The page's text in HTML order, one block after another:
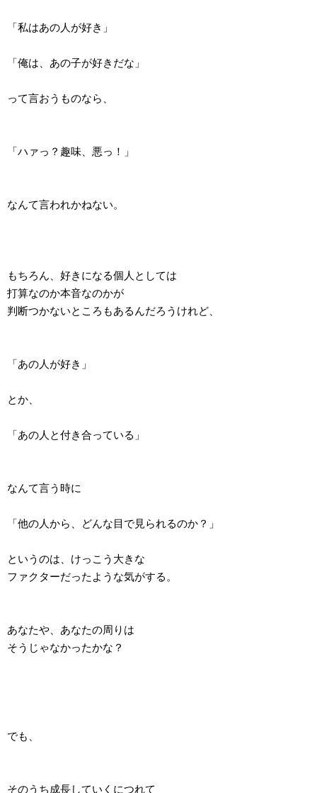
「私はあの人が好き」
「俺は、あの子が好きだな」
って言おうものなら、
「ハァっ？趣味、悪っ！」
なんて言われかねない。
もちろん、好きになる個人としては
打算なのか本音なのかが
判断つかないところもあるんだろうけれど、
「あの人が好き」
とか、
「あの人と付き合っている」
なんて言う時に
「他の人から、どんな目で見られるのか？」
というのは、けっこう大きな
ファクターだったような気がする。
あなたや、あなたの周りは
そうじゃなかったかな？
でも、
そのうち成長していくにつれて